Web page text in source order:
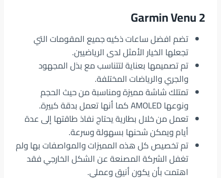
Garmin Venu 2
تضم افضل ساعات ذكيه جميع المقومات التي
تجعلها الخيار الأمثل لدى الرياضيين.
تم تصميمها بعناية لتتناسب مع بذل المجهود
والجري والرياضات المختلفة.
تمتلك شاشة مميزة ومناسبة من حيث الحجم
ونوعها AMOLED كما أنها تعمل بدقة كبيرة.
تعمل من خلال بطارية يحتاج نفاذ طاقتها إلى عدة
أيام ويمكن شحنها بسهولة وسرعة.
تم تخصيص كل هذه المميزات والمواصفات بها ولم
تغفل الشركة المصنعة عن الشكل الخارجي فقد
اهتمت بأن يكون أنيق وعملي.